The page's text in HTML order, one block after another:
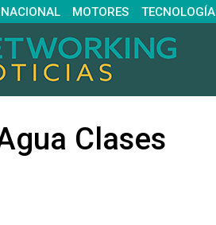
MOTORES TECNOLOGÍA
Clases